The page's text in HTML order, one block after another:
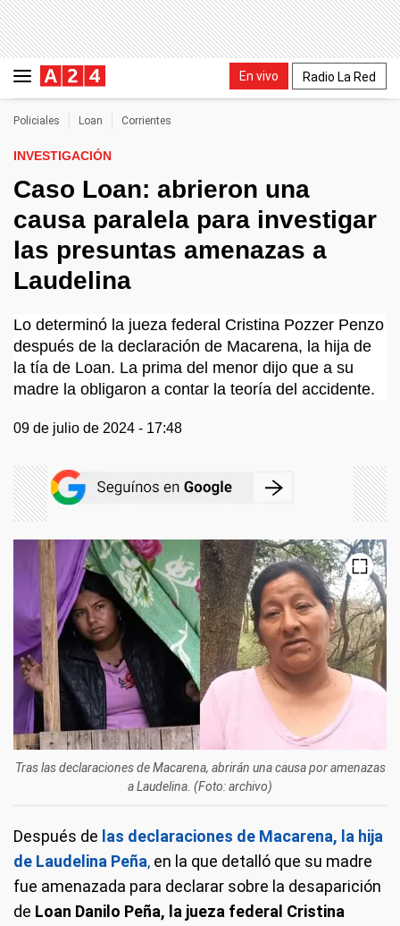
En vivo Radio La Red
Policiales Loan Corrientes
INVESTIGACIÓN
Caso Loan: abrieron una
causa paralela para investigar
las presuntas amenazas a
Laudelina
Lo determinó la jueza federal Cristina Pozzer Penzo
después de la declaración de Macarena, la hija de
la tía de Loan. La prima del menor dijo que a su
madre la obligaron a contar la teoría del accidente.
09 de julio de 2024 - 17:48
Tras las declaraciones de Macarena, abrirán una causa por amenazas
a Laudelina. (Foto: archivo)
Después de las declaraciones de Macarena, la hija
de Laudelina Peña, en la que detalló que su madre
fue amenazada para declarar sobre la desaparición
de Loan Danilo Peña, la jueza federal Cristina